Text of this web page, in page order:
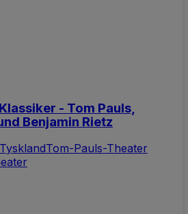
- Tom Pauls,
Benjamin Rietz
Tom-Pauls-Theater